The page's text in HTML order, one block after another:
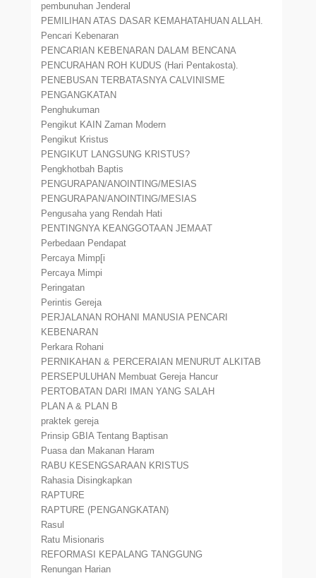
pembunuhan Jenderal
PEMILIHAN ATAS DASAR KEMAHATAHUAN ALLAH.
Pencari Kebenaran
PENCARIAN KEBENARAN DALAM BENCANA
PENCURAHAN ROH KUDUS (Hari Pentakosta).
PENEBUSAN TERBATASNYA CALVINISME
PENGANGKATAN
Penghukuman
Pengikut KAIN Zaman Modern
Pengikut Kristus
PENGIKUT LANGSUNG KRISTUS?
Pengkhotbah Baptis
PENGURAPAN/ANOINTING/MESIAS
PENGURAPAN/ANOINTING/MESIAS
Pengusaha yang Rendah Hati
PENTINGNYA KEANGGOTAAN JEMAAT
Perbedaan Pendapat
Percaya Mimp[i
Percaya Mimpi
Peringatan
Perintis Gereja
PERJALANAN ROHANI MANUSIA PENCARI
KEBENARAN
Perkara Rohani
PERNIKAHAN & PERCERAIAN MENURUT ALKITAB
PERSEPULUHAN Membuat Gereja Hancur
PERTOBATAN DARI IMAN YANG SALAH
PLAN A & PLAN B
praktek gereja
Prinsip GBIA Tentang Baptisan
Puasa dan Makanan Haram
RABU KESENGSARAAN KRISTUS
Rahasia Disingkapkan
RAPTURE
RAPTURE (PENGANGKATAN)
Rasul
Ratu Misionaris
REFORMASI KEPALANG TANGGUNG
Renungan Harian